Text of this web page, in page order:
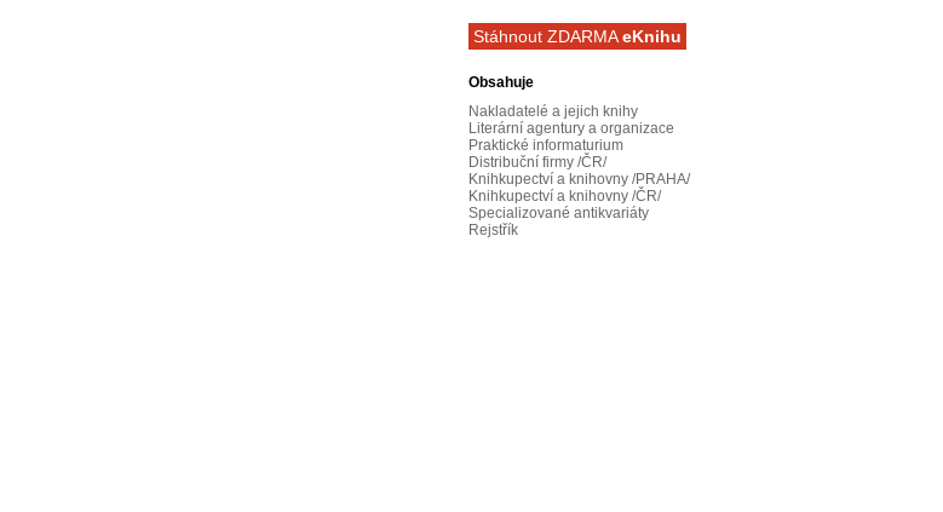
Stáhnout ZDARMAeKnihu
Obsahuje
Nakladatelé a jejich knihy
Literární agentury a organizace
Praktické informaturium
Distribuční firmy /ČR/
Knihkupectví a knihovny /PRAHA/
Knihkupectví a knihovny /ČR/
Specializované antikvariáty
Rejstřík